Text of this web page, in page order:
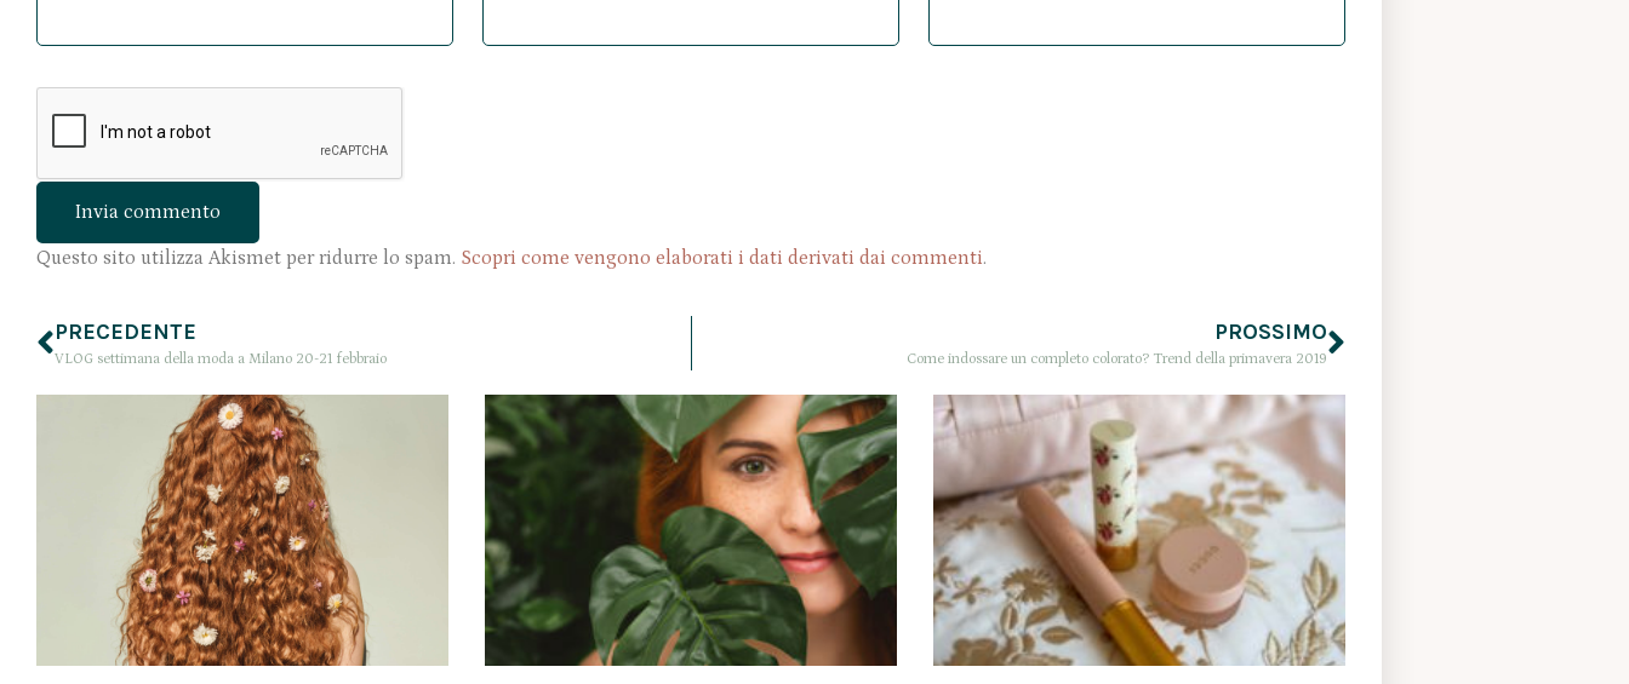
Questo sito utilizza Akismet per ridurre lo spam. Scopri come vengono elaborati i dati derivati dai commenti.
PRECEDENTE
VLOG settimana della moda a Milano 20-21 febbraio
PROSSIMO
Come indossare un completo colorato? Trend della primavera 2019